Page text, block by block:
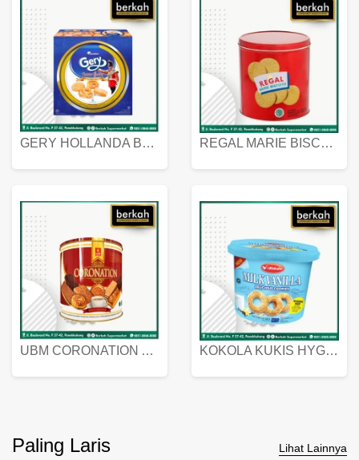
GERY HOLLANDA BUTTER COOKIES 450 GRAM REGAL MARIE BISCUIT KALENG 550 GRAM
UBM CORONATION ASSORTED BISKUIT KALENG 450 GRAM KOKOLA KUKIS HYGIENIC MILK VANILLA PACK 320 GR
Paling Laris Lihat Lainnya